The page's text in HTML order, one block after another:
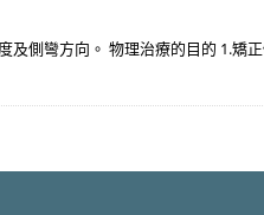
側彎方向。 物理治療的目的 1.